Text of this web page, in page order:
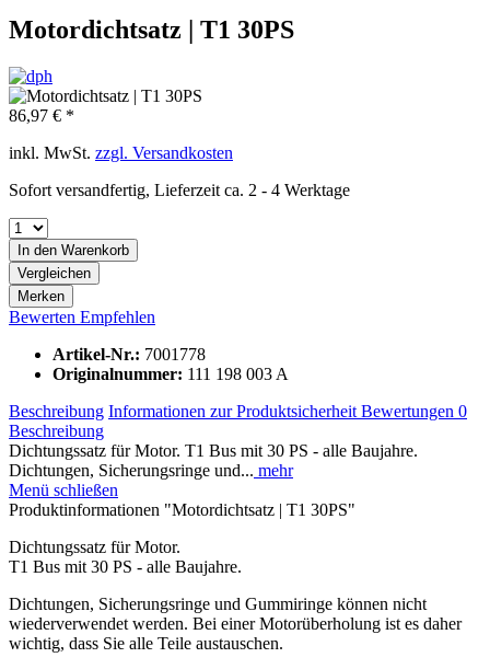
Motordichtsatz | T1 30PS
86,97 € *
inkl. MwSt. zzgl. Versandkosten
Sofort versandfertig, Lieferzeit ca. 2 - 4 Werktage
In den Warenkorb
Vergleichen
Merken
Bewerten Empfehlen
Artikel-Nr.: 7001778
Originalnummer: 111 198 003 A
Beschreibung Informationen zur Produktsicherheit Bewertungen 0
Beschreibung
Dichtungssatz für Motor. T1 Bus mit 30 PS - alle Baujahre.
Dichtungen, Sicherungsringe und... mehr
Menü schließen
Produktinformationen "Motordichtsatz | T1 30PS"
Dichtungssatz für Motor.
T1 Bus mit 30 PS - alle Baujahre.
Dichtungen, Sicherungsringe und Gummiringe können nicht
wiederverwendet werden. Bei einer Motorüberholung ist es daher
wichtig, dass Sie alle Teile austauschen.